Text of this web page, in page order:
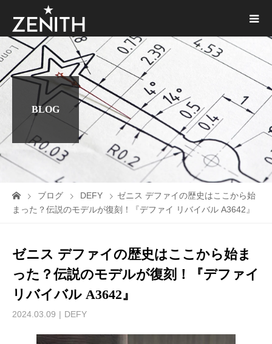
BLOG
ブログ DEFY
ゼニス デファイの歴史はここから始
まった？伝説のモデルが復刻！『デファイ リバイバル A3642』
ゼニス デファイの歴史はここから始ま
った？伝説のモデルが復刻！『デファイ
リバイバル A3642』
2024.03.09 DEFY